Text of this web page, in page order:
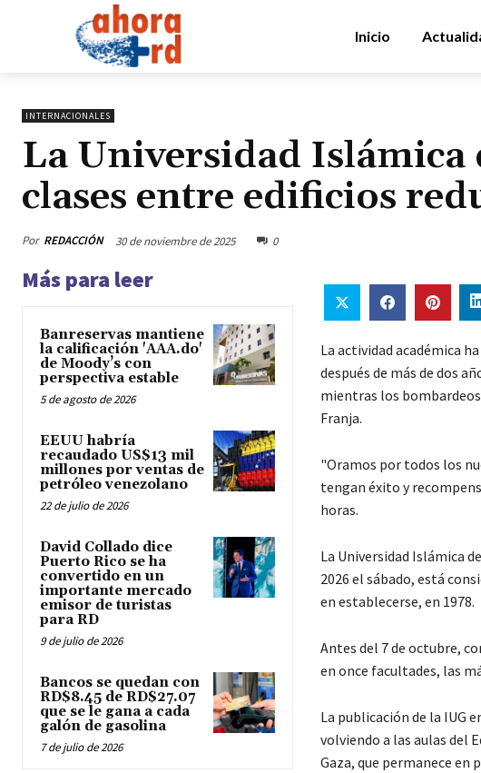
Inicio
INTERNACIONALES
La Universidad Islámica
clases entre edificios
Por REDACCIÓN 30 de noviembre de 2025 0
Más para leer
Banreservas mantiene
la calificación 'AAA.do'
de Moody’s con
perspectiva estable
5 de agosto de 2026
EEUU habría
recaudado US$13 mil
millones por ventas de
petróleo venezolano
22 de julio de 2026
David Collado dice
Puerto Rico se ha
convertido en un
importante mercado
emisor de turistas
para RD
9 de julio de 2026
Bancos se quedan con
RD$8.45 de RD$27.07
que se le gana a cada
galón de gasolina
7 de julio de 2026
La actividad académica
después de más de dos
mientras los
Franja.
"Oramos por todos los
tengan éxito y
horas.
La Universidad Islámica
2026 el sábado, está
en establecerse, en 1978.
Antes del 7 de octubre,
en once facultades, las
La publicación de la IUG
volviendo a las aulas del
Gaza, que permanece